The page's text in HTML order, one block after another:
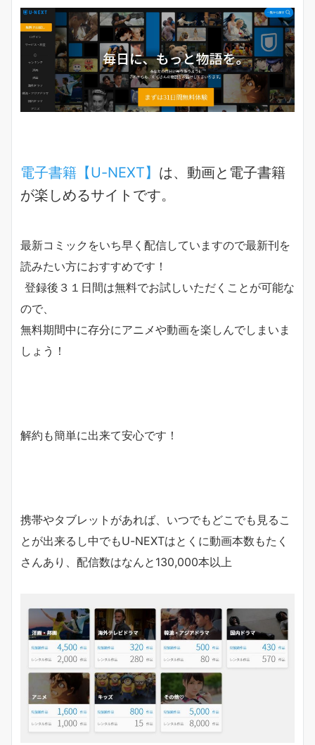
電子書籍【U-NEXT】 は、動画と電子書籍
が楽しめるサイトです。
最新コミックをいち早く配信していますので最新刊を
読みたい方におすすめです！
登録後 ３１日間は無料でお試しいただくことが可能な
ので、
無料期間中に存分にアニメや動画を楽しんでしまいま
しょう！
解約も簡単に出来て安心です！
携帯やタブレットがあれば、いつでもどこでも見るこ
とが出来るし中でもU-NEXTはとくに動画本数もたく
さんあり、配信数はなんと130,000本以上